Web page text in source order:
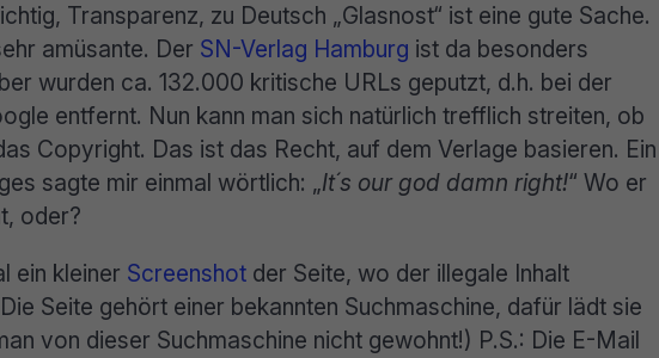
Transparenz, zu Deutsch „Glasnost“ ist eine gute Sache.
amüsante. Der SN-Verlag Hamburg ist da besonders
wurden ca. 132.000 kritische URLs geputzt, d.h. bei der
entfernt. Nun kann man sich natürlich trefflich streiten, ob
Copyright. Das ist das Recht, auf dem Verlage basieren. Ein
sagte mir einmal wörtlich: „It´s our god damn right!“ Wo er
oder?
ein kleiner Screenshot der Seite, wo der illegale Inhalt
Seite gehört einer bekannten Suchmaschine, dafür lädt sie
von dieser Suchmaschine nicht gewohnt!) P.S.: Die E-Mail